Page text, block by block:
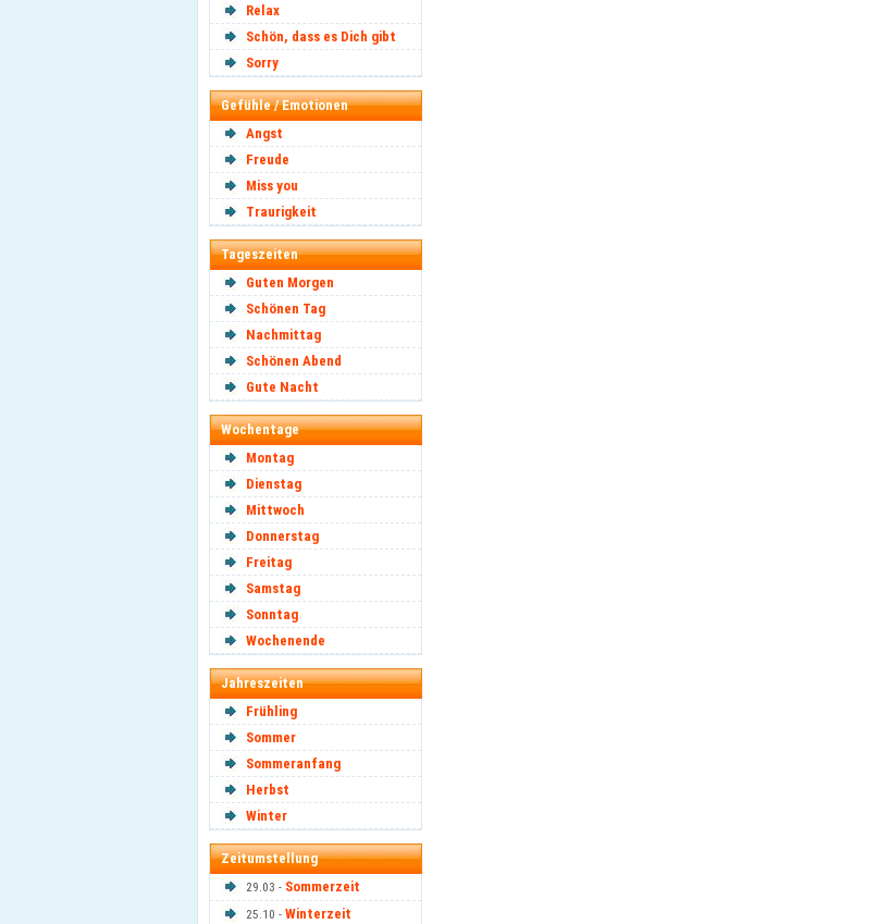
Relax
Schön, dass es Dich gibt
Sorry
Gefühle / Emotionen
Angst
Freude
Miss you
Traurigkeit
Tageszeiten
Guten Morgen
Schönen Tag
Nachmittag
Schönen Abend
Gute Nacht
Wochentage
Montag
Dienstag
Mittwoch
Donnerstag
Freitag
Samstag
Sonntag
Wochenende
Jahreszeiten
Frühling
Sommer
Sommeranfang
Herbst
Winter
Zeitumstellung
29.03 - Sommerzeit
25.10 - Winterzeit